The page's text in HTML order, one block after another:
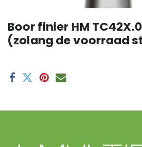
Boor finier HM
(zolang de voorraad